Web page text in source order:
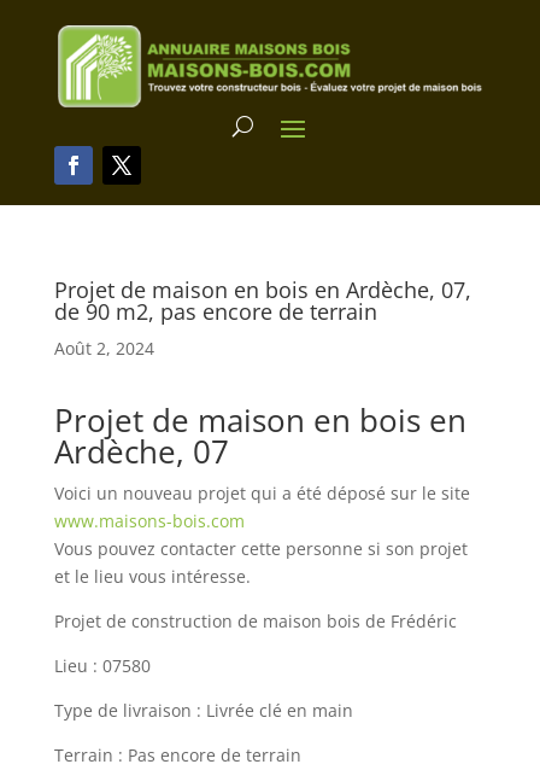
Projet de maison en bois en Ardèche, 07,
de 90 m2, pas encore de terrain
Août 2, 2024
Projet de maison en bois en
Ardèche, 07
Voici un nouveau projet qui a été déposé sur le site
www.maisons-bois.com
Vous pouvez contacter cette personne si son projet
et le lieu vous intéresse.
Projet de construction de maison bois de Frédéric
Lieu : 07580
Type de livraison : Livrée clé en main
Terrain : Pas encore de terrain